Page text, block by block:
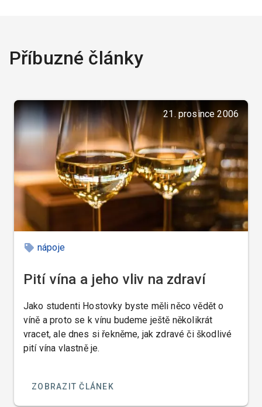
Příbuzné články
21. prosince 2006
nápoje
Pití vína a jeho vliv na zdraví
Jako studenti Hostovky byste měli něco vědět o
víně a proto se k vínu budeme ještě několikrát
vracet, ale dnes si řekněme, jak zdravé či škodlivé
pití vína vlastně je.
ZOBRAZIT ČLÁNEK